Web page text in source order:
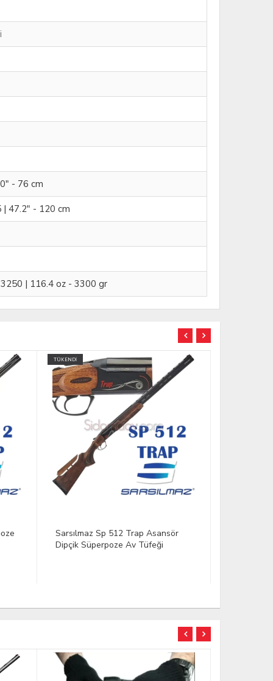
- 76 cm
47.2" - 120 cm
| 116.4 oz - 3300 gr
TÜKENDİ
Sarsılmaz Sp 512 Double Trap
Süperpoze Av Tüfeği
TÜKENDİ